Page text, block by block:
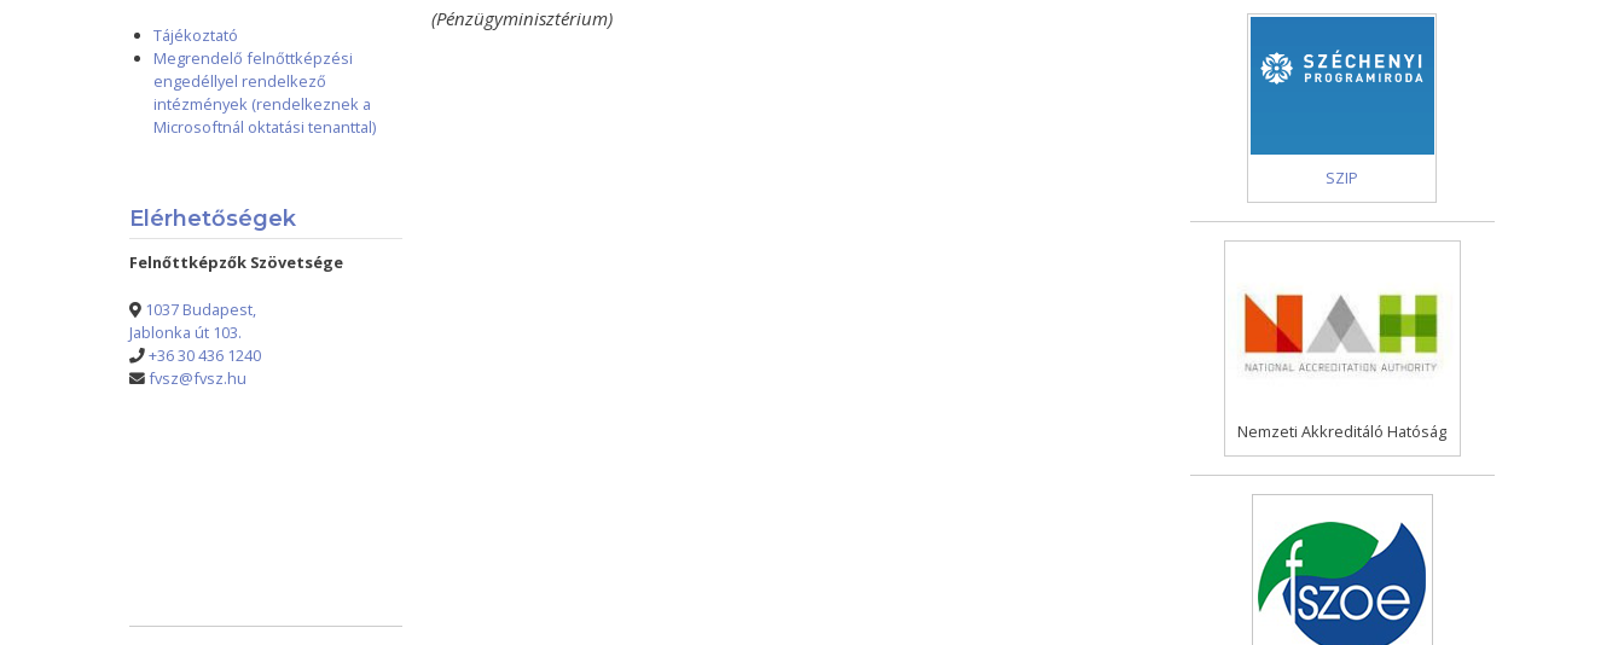
(Pénzügyminisztérium)
Tájékoztató
Megrendelő felnőttképzési
engedéllyel rendelkező
intézmények (rendelkeznek a
Microsoftnál oktatási tenanttal)
Elérhetőségek
Felnőttképzők Szövetsége
1037 Budapest,
Jablonka út 103.
+36 30 436 1240
fvsz@fvsz.hu
SZIP
Nemzeti Akkreditáló Hatóság